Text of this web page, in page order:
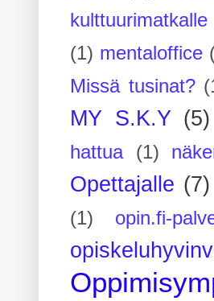
kulttuurimatkalle
(1) mentaloffice
Missä tusinat?
MY S.K.Y (5)
hattua (1)
Opettajalle (7)
(1)
opin.fi-